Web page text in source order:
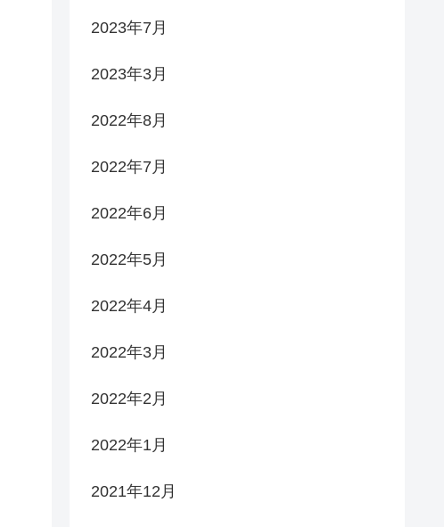
2023年7月
2023年3月
2022年8月
2022年7月
2022年6月
2022年5月
2022年4月
2022年3月
2022年2月
2022年1月
2021年12月